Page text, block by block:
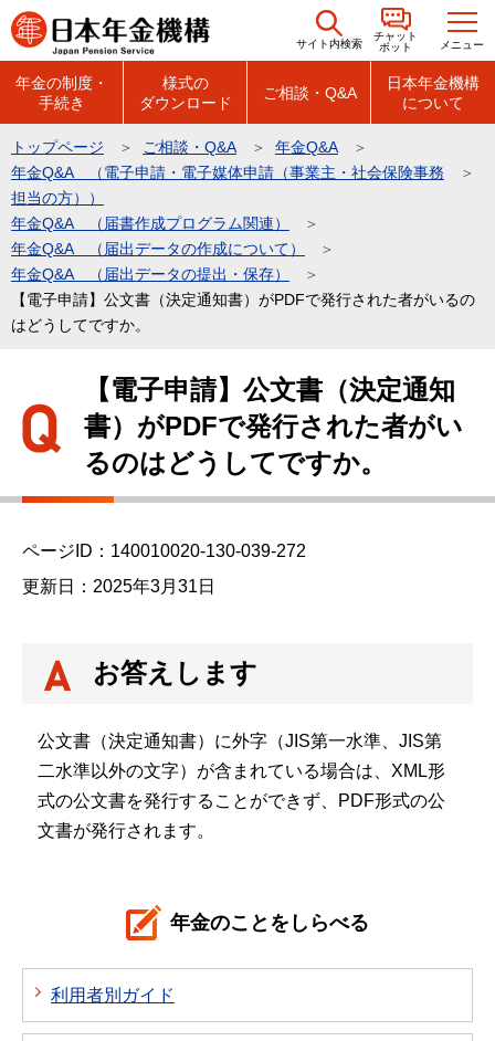
こ
の
の
先
頭
で
す
サイト内検索
チャット
ボット
メニュー
年金の制度・
手続き
様式の
ダウンロード
ご相談・Q&A
日本年金機構
について
トップページ ご相談・Q&A
年金Q&A
年金Q&A （電子申請・電子媒体申請（事業主・社会保険事務
担当の方））
年金Q&A （届書作成プログラム関連）
年金Q&A （届出データの作成について）
年金Q&A （届出データの提出・保存）
【電子申請】公文書（決定通知書）がPDFで発行された者がいるの
はどうしてですか。
【電子申請】公文書（決定通知
書）がPDFで発行された者がい
るのはどうしてですか。
ページID：140010020-130-039-272
更新日：2025年3月31日
お答えします
公文書（決定通知書）に外字（JIS第一水準、JIS第
二水準以外の文字）が含まれている場合は、XML形
式の公文書を発行することができず、PDF形式の公
文書が発行されます。
年金のことをしらべる
利用者別ガイド